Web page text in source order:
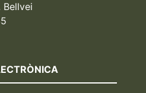
Bellvei